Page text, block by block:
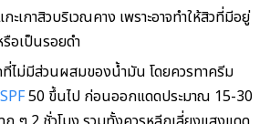
ะเกาสิวบริเวณคาง เพราะอาจทำให้สิวที่มีอยู่
อเป็นรอยดำ
ไม่มีส่วนผสมของน้ำมัน โดยควรทาครีม
SPF50 ขึ้นไป ก่อนออกแดดประมาณ 15-30